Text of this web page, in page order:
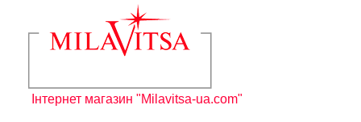
Інтернет магазин "Milavitsa-ua.com"